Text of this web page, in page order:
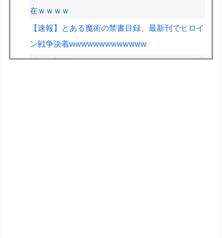
在ｗｗｗｗ
【速報】とある魔術の禁書目録、最新刊でヒロイ
ン戦争決着wwwwwwwwwwwww
【画像】早朝カビキラーばらまきおばさん、結構